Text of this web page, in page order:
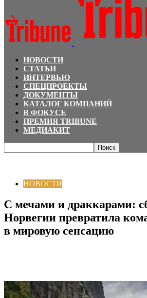
НОВОСТИ
СТАТЬИ
ИНТЕРВЬЮ
СПЕЦПРОЕКТЫ
ДОКУМЕНТЫ
КАТАЛОГ КОМПАНИЙ
В ФОКУСЕ
ПРЕМИЯ TRIBUNE
МЕДИАКИТ
НОВОСТИ
С мечами и драккарами:
Норвегии превратила
в мировую сенсацию